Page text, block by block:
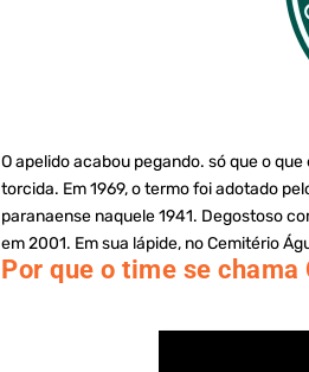
O apelido acabou pegando. só que o
torcida. Em 1969, o termo foi adotado
paranaense naquele 1941. Degostoso
em 2001. Em sua lápide, no Cemitério
Por que o time se